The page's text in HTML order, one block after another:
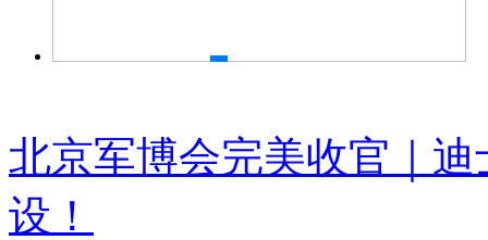
北京军博会完美收官｜
设！